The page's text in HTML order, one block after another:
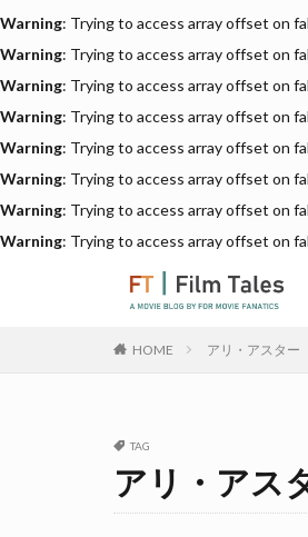
Warning: Trying to access array offset on
Warning: Trying to access array offset on
Warning: Trying to access array offset on
Warning: Trying to access array offset on
Warning: Trying to access array offset on
Warning: Trying to access array offset on
Warning: Trying to access array offset on
Warning: Trying to access array offset on
HOME アリ・アスター
TAG
アリ・アス